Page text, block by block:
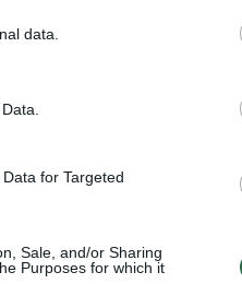
data.
for Targeted
Sale, and/or Sharing
Purposes for which it
šeimos narė?
daugiau nei pusė